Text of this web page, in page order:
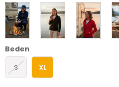
Beden
S XL